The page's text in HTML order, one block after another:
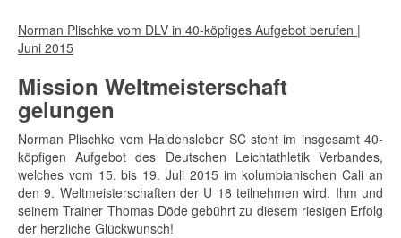
Norman Plischke vom DLV in 40-köpfiges Aufgebot berufen |
Juni 2015
Mission Weltmeisterschaft
gelungen
Norman Plischke vom Haldensleber SC steht im insgesamt 40-
köpfigen Aufgebot des Deutschen Leichtathletik Verbandes,
welches vom 15. bis 19. Juli 2015 im kolumbianischen Cali an
den 9. Weltmeisterschaften der U 18 teilnehmen wird. Ihm und
seinem Trainer Thomas Döde gebührt zu diesem riesigen Erfolg
der herzliche Glückwunsch!